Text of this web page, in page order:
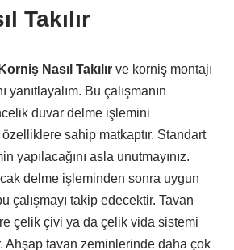
Takılır
Korniş Nasıl Takılır ve korniş montajı
yanıtlayalım. Bu çalışmanın
duvar delme işlemini
sahip matkaptır. Standart
yapılacağını asla unutmayınız.
delme işleminden sonra uygun
çalışmayı takip edecektir. Tavan
çelik çivi ya da çelik vida sistemi
Ahşap tavan zeminlerinde daha çok